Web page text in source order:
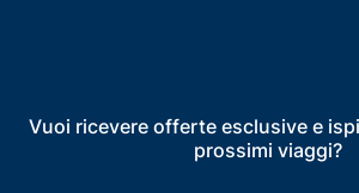
Vuoi ricevere offerte esclusive e
prossimi viaggi?